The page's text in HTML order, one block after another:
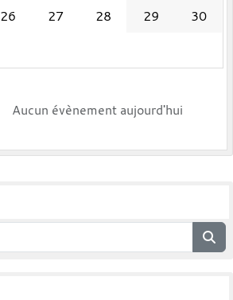
26 27 28 29
30
Aucun évènement aujourd'hui